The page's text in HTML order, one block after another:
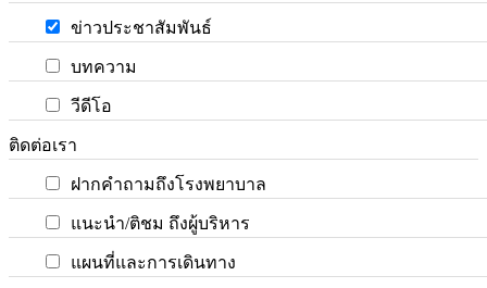
ข่าวประชาสัมพันธ์
บทความ
วีดีโอ
ติดต่อเรา
ฝากคำถามถึงโรงพยาบาล
แนะนำ/ติชม ถึงผู้บริหาร
แผนที่และการเดินทาง